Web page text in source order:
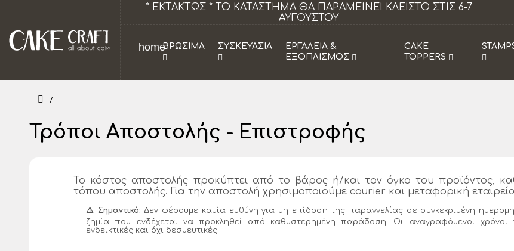
Το κατάστημα θα παραμείνει κλειστό τα Σάββατα από 18/07 εως
29/08.
homeΒΡΩΣΙΜΑ ΣΥΣΚΕΥΑΣΙΑ
ΕΡΓΑΛΕΙΑ &
ΕΞΟΠΛΙΣΜΟΣ
CAKE
TOPPERS
Τρόποι Αποστολής - Επιστροφής
Το κόστος αποστολής προκύπτει από το βάρος ή/και τον όγκο του προϊόντος,
τόπου αποστολής. Για την αποστολή χρησιμοποιούμε courier και μεταφορική
⚠️ Σημαντικό: Δεν φέρουμε καμία ευθύνη για μη επίδοση της παραγγελίας σε συγκεκριμένη
ζημία που ενδέχεται να προκληθεί από καθυστερημένη παράδοση. Οι αναγραφόμενοι χρόνοι
ενδεικτικές και όχι δεσμευτικές.